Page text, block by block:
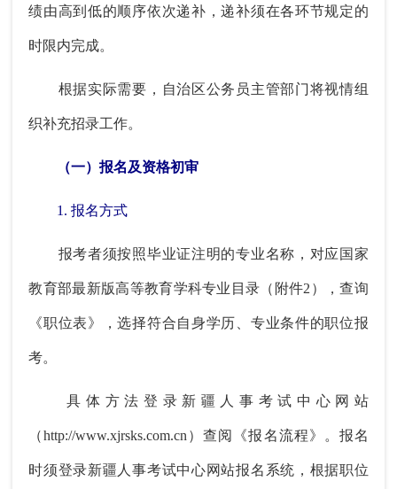
绩由高到低的顺序依次递补，递补须在各环节规定的
时限内完成。
根据实际需要，自治区公务员主管部门将视情组
织补充招录工作。
（一）报名及资格初审
1. 报名方式
报考者须按照毕业证注明的专业名称，对应国家
教育部最新版高等教育学科专业目录（附件2），查询
《职位表》，选择符合自身学历、专业条件的职位报
考。
具体方法登录新疆人事考试中心网站
（http://www.xjrsks.com.cn）查阅《报名流程》。报名
时须登录新疆人事考试中心网站报名系统，根据职位